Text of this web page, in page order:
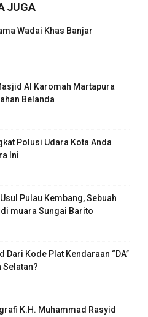
JUGA
Wadai Khas Banjar
Al Karomah Martapura
Belanda
Polusi Udara Kota Anda
Ini
Pulau Kembang, Sebuah
muara Sungai Barito
Dari Kode Plat Kendaraan “DA”
Selatan?
K.H. Muhammad Rasyid